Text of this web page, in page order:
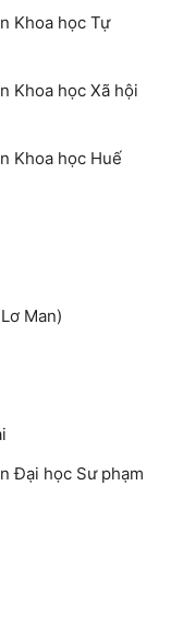
Khoa học Tự
Khoa học Xã hội
Khoa học Huế
Man)
Đại học Sư phạm